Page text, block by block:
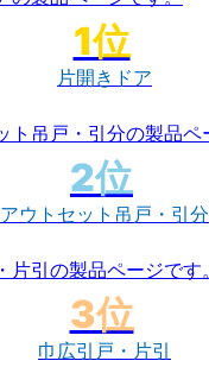
片開きドア
アウトセット吊戸・引分
巾広引戸・片引